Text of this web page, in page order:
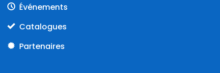
Événements
Catalogues
Partenaires